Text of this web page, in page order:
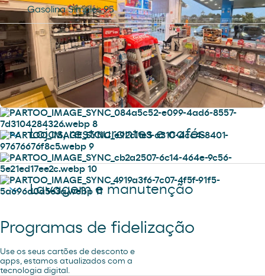
Gasolina Simples 95
Serviços
Encontre tudo o que precisa para si e
para o seu veículo.
Painéis solares
Lojas, restaurantes e cafés
Loja
Lavagem e manutenção
Ar e Água
Programas de fidelização
Use os seus cartões de desconto e
apps, estamos atualizados com a
tecnologia digital.